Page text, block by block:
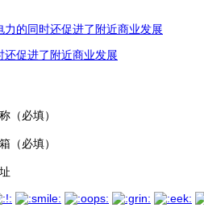
还促进了附近商业发展
（必填）
（必填）